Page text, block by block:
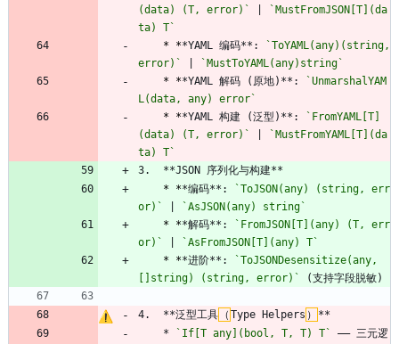
(data) (T, error)`
`MustFromJSON[T](da
ta) T`
* **YAML 编码**:
`ToYAML(any)(string,
error)`
`MustToYAML(any)string`
* **YAML 解码 (原地)**:
`UnmarshalYAM
L(data, any) error`
* **YAML 构建 (泛型)**:
`FromYAML[T]
(data) (T, error)`
`MustFromYAML[T](da
ta) T`
3.  **JSON 序列化与构建**
* **编码**:
`ToJSON(any) (string, err
or)`
`AsJSON(any) string`
* **解码**:
`FromJSON[T](any) (T, err
or)`
`AsFromJSON[T](any) T`
* **进阶**:
`ToJSONDesensitize(any,
[]string) (string, error)`
(支持字段脱敏)
4.  **泛型工具 （ Type Helpers ）
**
    *
`If[T any](bool, T, T) T`
—— 三元逻